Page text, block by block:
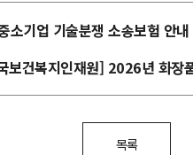
소기업 기술분쟁 소송보험 안내
보건복지인재원] 2026년 화장
목록